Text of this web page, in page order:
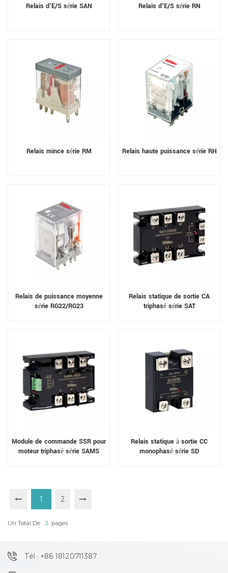
Relais d'E/S série SAN Relais d'E/S série RN
Relais mince série RM Relais haute puissance série RH
Relais de puissance moyenne
série RG22/RG23
Relais statique de sortie CA
triphasé série SAT
Module de commande SSR pour
moteur triphasé série SAMS
Relais statique à sortie CC
monophasé série SD
1 2
Un Total De 2 Pages
Tél : +86 18120711387